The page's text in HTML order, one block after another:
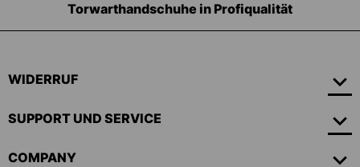
Torwarthandschuhe in Profiqualität
WIDERRUF
SUPPORT UND SERVICE
COMPANY